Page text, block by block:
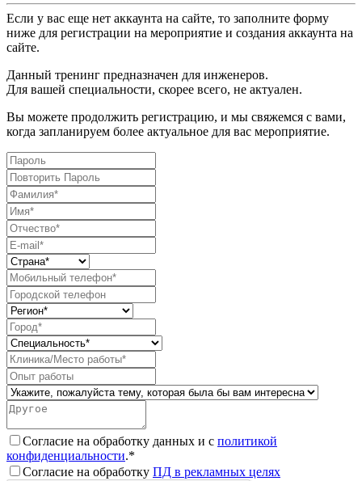
Если у вас еще нет аккаунта на сайте, то заполните форму
ниже для регистрации на мероприятие и создания аккаунта на
сайте.
Данный тренинг предназначен для инженеров.
Для вашей специальности, скорее всего, не актуален.
Вы можете продолжить регистрацию, и мы свяжемся с вами,
когда запланируем более актуальное для вас мероприятие.
Согласие на обработку данных и с политикой
конфиденциальности.*
Согласие на обработку ПД в рекламных целях